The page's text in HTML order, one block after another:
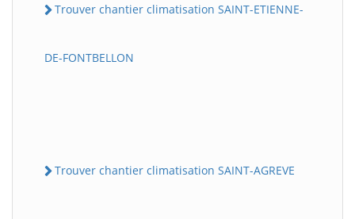
Trouver chantier climatisation SAINT-ETIENNE-
DE-FONTBELLON
Trouver chantier climatisation SAINT-AGREVE